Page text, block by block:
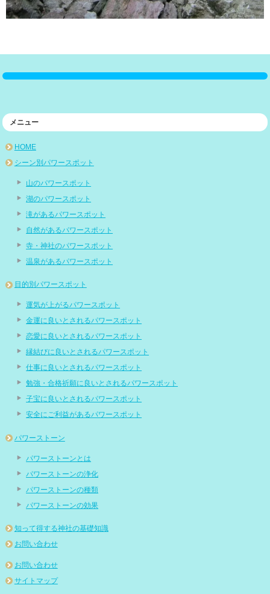
メニュー
HOME
シーン別パワースポット
山のパワースポット
湖のパワースポット
滝があるパワースポット
自然があるパワースポット
寺・神社のパワースポット
温泉があるパワースポット
目的別パワースポット
運気が上がるパワースポット
金運に良いとされるパワースポット
恋愛に良いとされるパワースポット
縁結びに良いとされるパワースポット
仕事に良いとされるパワースポット
勉強・合格祈願に良いとされるパワースポット
子宝に良いとされるパワースポット
安全にご利益があるパワースポット
パワーストーン
パワーストーンとは
パワーストーンの浄化
パワーストーンの種類
パワーストーンの効果
知って得する神社の基礎知識
お問い合わせ
お問い合わせ
サイトマップ